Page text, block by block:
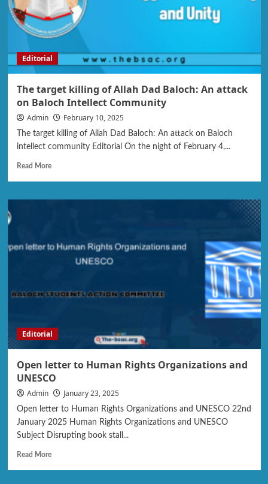
Editorial
The target killing of Allah Dad Baloch: An attack
on Baloch Intellect Community
Admin February 10, 2025
The target killing of Allah Dad Baloch: An attack on Baloch
intellect community Editorial On the night of February 4,...
Read More
Editorial
Open letter to Human Rights Organizations and
UNESCO
Admin January 23, 2025
Open letter to Human Rights Organizations and UNESCO 22nd
January 2025 Human Rights Organizations and UNESCO
Subject Disrupting book stall...
Read More